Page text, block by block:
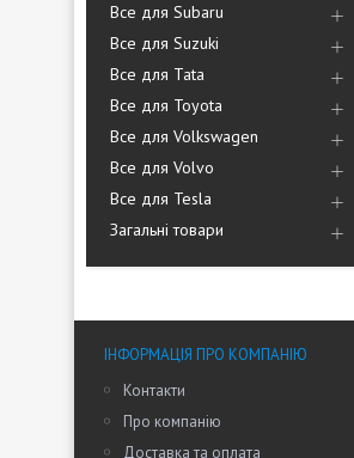
Все для Subaru
Все для Suzuki
Все для Tata
Все для Toyota
Все для Volkswagen
Все для Volvo
Все для Tesla
Загальні товари
ІНФОРМАЦІЯ ПРО КОМПАНІЮ
Контакти
Про компанію
Доставка та оплата